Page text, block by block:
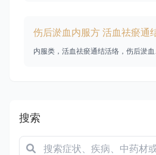
伤后淤血内服方 活血祛瘀通
内服类，活血祛瘀通结活络，伤后淤
搜索